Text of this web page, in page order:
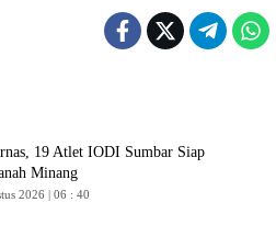
19 Atlet IODI Sumbar Siap
Minang
2026 | 06 : 40